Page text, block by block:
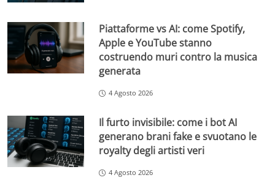
Piattaforme vs AI: come Spotify,
Apple e YouTube stanno
costruendo muri contro la musica
generata
4 Agosto 2026
Il furto invisibile: come i bot AI
generano brani fake e svuotano le
royalty degli artisti veri
4 Agosto 2026